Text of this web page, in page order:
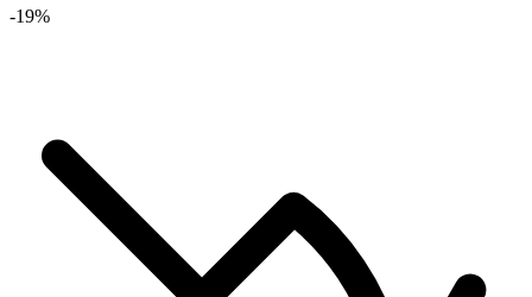
-19%